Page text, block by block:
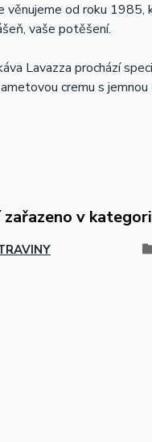
věnujeme od roku
vaše potěšení.
Lavazza prochází
cremu s jemnou
zařazeno v